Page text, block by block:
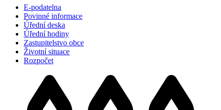
E-podatelna
Povinné informace
Úřední deska
Úřední hodiny
Zastupitelstvo obce
Životní situace
Rozpočet